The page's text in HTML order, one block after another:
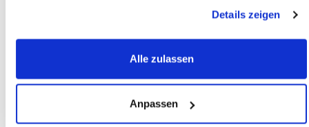
Details zeigen
Alle zulassen
Anpassen
6. Doorgifte buiten de EU/EER
In principe verwerken en bewaren wij